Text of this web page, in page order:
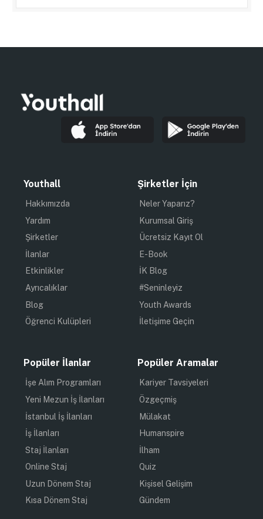
Youthall
Hakkımızda
Yardım
Şirketler
İlanlar
Etkinlikler
Ayrıcalıklar
Blog
Öğrenci Kulüpleri
Şirketler İçin
Neler Yaparız?
Kurumsal Giriş
Ücretsiz Kayıt Ol
E-Book
İK Blog
#Seninleyiz
Youth Awards
İletişime Geçin
Popüler İlanlar
İşe Alım Programları
Yeni Mezun İş İlanları
İstanbul İş İlanları
İş İlanları
Staj İlanları
Online Staj
Uzun Dönem Staj
Kısa Dönem Staj
Popüler Aramalar
Kariyer Tavsiyeleri
Özgeçmiş
Mülakat
Humanspire
İlham
Quiz
Kişisel Gelişim
Gündem